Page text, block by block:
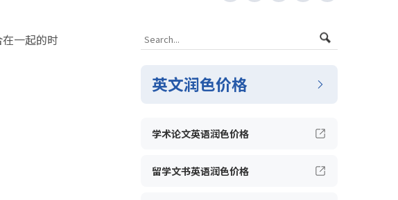
一起的时
英文润色价格
学术论文英语润色价格
留学文书英语润色价格